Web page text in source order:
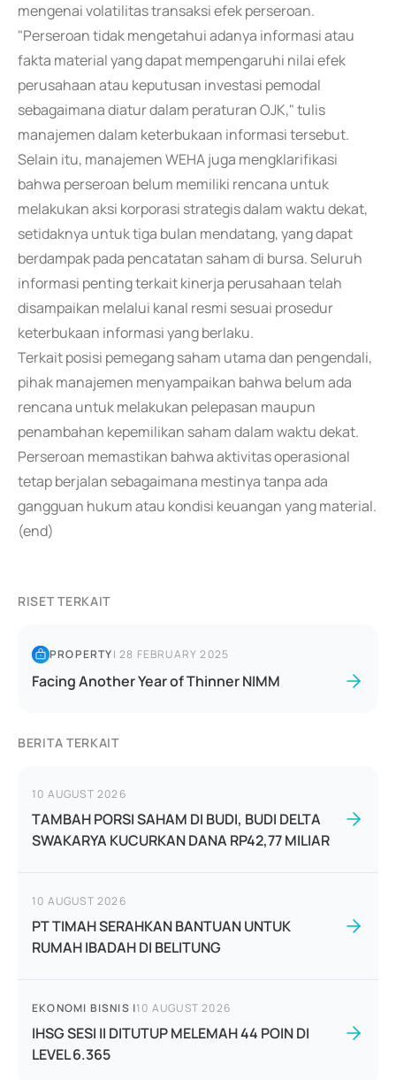
mengenai volatilitas transaksi efek perseroan.
"Perseroan tidak mengetahui adanya informasi atau
fakta material yang dapat mempengaruhi nilai efek
perusahaan atau keputusan investasi pemodal
sebagaimana diatur dalam peraturan OJK," tulis
manajemen dalam keterbukaan informasi tersebut.
Selain itu, manajemen WEHA juga mengklarifikasi
bahwa perseroan belum memiliki rencana untuk
melakukan aksi korporasi strategis dalam waktu dekat,
setidaknya untuk tiga bulan mendatang, yang dapat
berdampak pada pencatatan saham di bursa. Seluruh
informasi penting terkait kinerja perusahaan telah
disampaikan melalui kanal resmi sesuai prosedur
keterbukaan informasi yang berlaku.
Terkait posisi pemegang saham utama dan pengendali,
pihak manajemen menyampaikan bahwa belum ada
rencana untuk melakukan pelepasan maupun
penambahan kepemilikan saham dalam waktu dekat.
Perseroan memastikan bahwa aktivitas operasional
tetap berjalan sebagaimana mestinya tanpa ada
gangguan hukum atau kondisi keuangan yang material.
(end)
RISET TERKAIT
PROPERTY|28 FEBRUARY 2025
Facing Another Year of Thinner NIMM
BERITA TERKAIT
10 AUGUST 2026
TAMBAH PORSI SAHAM DI BUDI, BUDI DELTA
SWAKARYA KUCURKAN DANA RP42,77 MILIAR
10 AUGUST 2026
PT TIMAH SERAHKAN BANTUAN UNTUK
RUMAH IBADAH DI BELITUNG
EKONOMI BISNIS |10 AUGUST 2026
IHSG SESI II DITUTUP MELEMAH 44 POIN DI
LEVEL 6.365